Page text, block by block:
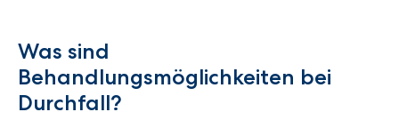
Was sind
Behandlungsmöglichkeiten bei
Durchfall?